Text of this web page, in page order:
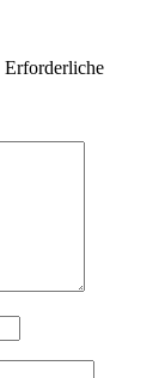
Erforderliche